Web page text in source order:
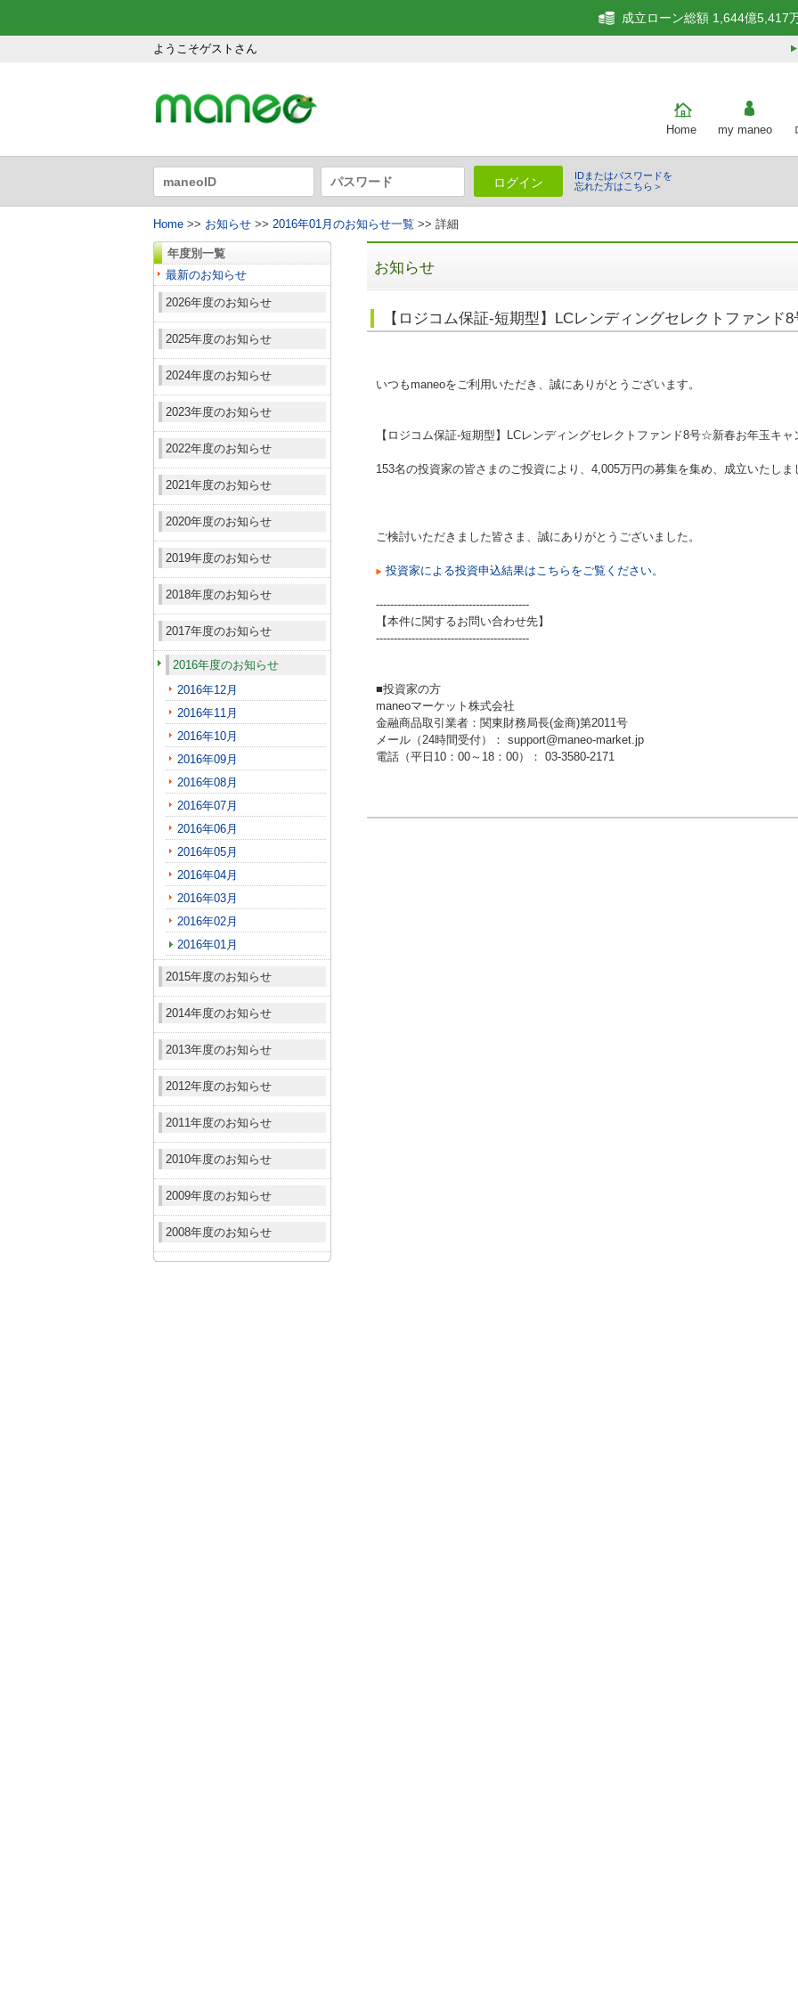
ようこそゲストさん
成立ローン総額 1,644億5,417
Home my maneo
ログイン
IDまたはパスワードを
忘れた方はこちら＞
Home >> お知らせ >> 2016年01月のお知らせ一覧 >> 詳細
年度別一覧
最新のお知らせ
2026年度のお知らせ
2025年度のお知らせ
2024年度のお知らせ
2023年度のお知らせ
2022年度のお知らせ
2021年度のお知らせ
2020年度のお知らせ
2019年度のお知らせ
2018年度のお知らせ
2017年度のお知らせ
2016年度のお知らせ
2016年12月
2016年11月
2016年10月
2016年09月
2016年08月
2016年07月
2016年06月
2016年05月
2016年04月
2016年03月
2016年02月
2016年01月
2015年度のお知らせ
2014年度のお知らせ
2013年度のお知らせ
2012年度のお知らせ
2011年度のお知らせ
2010年度のお知らせ
2009年度のお知らせ
2008年度のお知らせ
お知らせ
【ロジコム保証-短期型】LCレンディングセレクトファン
いつもmaneoをご利用いただき、誠にありがとうございます。
【ロジコム保証-短期型】LCレンディングセレクトファンド8号☆新春お年玉キ
153名の投資家の皆さまのご投資により、4,005万円の募集を集め、成立いたしま
ご検討いただきました皆さま、誠にありがとうございました。
投資家による投資申込結果はこちらをご覧ください。
-------------------------------------------
【本件に関するお問い合わせ先】
-------------------------------------------
■投資家の方
maneoマーケット株式会社
金融商品取引業者：関東財務局長(金商)第2011号
メール（24時間受付）： support@maneo-market.jp
電話（平日10：00～18：00）： 03-3580-2171